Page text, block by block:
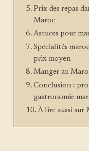
Prix des repas
Maroc
Astuces pour
Spécialités
prix moyen
Manger au
Conclusion :
gastronomie
À lire aussi sur